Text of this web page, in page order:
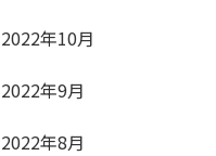
2022年10月
2022年9月
2022年8月